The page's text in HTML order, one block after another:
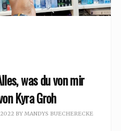
was du von mir
Kyra Groh
2022BY MANDYS BUECHERECKE